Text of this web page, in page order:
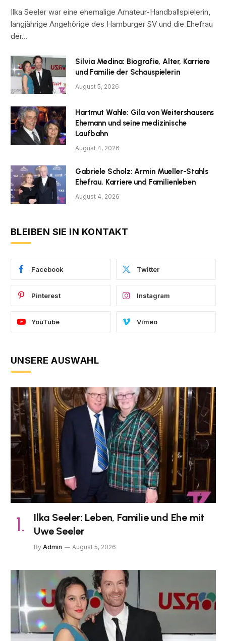
Ilka Seeler war eine ehemalige Amateur-Handballspielerin,
langjährige Angehörige des Hamburger SV und die Ehefrau
der…
Silvia Medina: Biografie, Alter, Karriere
und Familie der Schauspielerin
August 5, 2026
Hartmut Wahle: Gila von Weitershausens
Ehemann und seine medizinische
Laufbahn
August 4, 2026
Gabriele Scholz: Armin Mueller-Stahls
Ehefrau, Karriere und Familienleben
August 4, 2026
BLEIBEN SIE IN KONTAKT
Facebook Twitter
Pinterest Instagram
YouTube Vimeo
UNSERE AUSWAHL
Ilka Seeler: Leben, Familie und Ehe mit
Uwe Seeler
By Admin August 5, 2026